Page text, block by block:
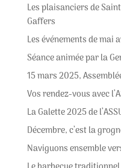
Les plaisanciers de
Gaffers
Les événements de mai
Séance animée par la
15 mars 2025,
Vos rendez-vous avec
La Galette 2025 de
Décembre, c’est la
Naviguons ensemble